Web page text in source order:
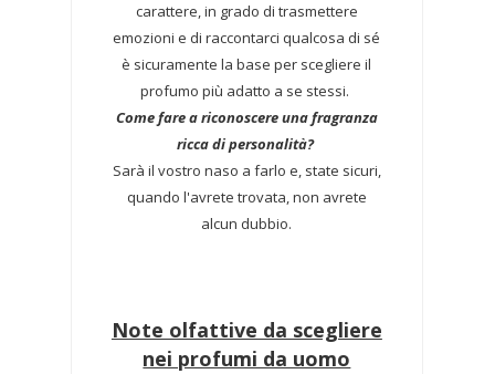
carattere, in grado di trasmettere
emozioni e di raccontarci qualcosa di sé
è sicuramente la base per scegliere il
profumo più adatto a se stessi.
Come fare a riconoscere una fragranza
ricca di personalità?
Sarà il vostro naso a farlo e, state sicuri,
quando l'avrete trovata, non avrete
alcun dubbio.
Note olfattive da scegliere
nei profumi da uomo